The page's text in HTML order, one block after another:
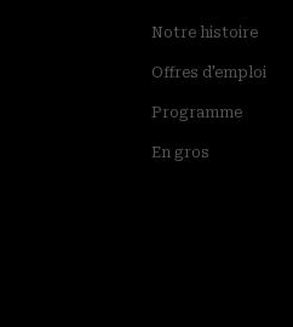
Notre histoire
Offres d'emploi
Programme
En gros